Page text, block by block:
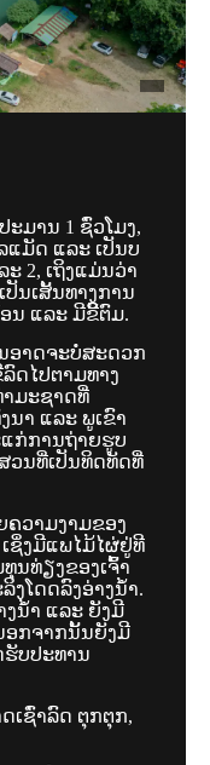
ະມານ 1 ຊົ່ວໂມງ,
ແມັດ ແລະ ເປັນບ
2, ເຖິງແມ່ນວ່າ
ນເສັ້ນທາງການ
ນ ແລະ ມີຂີ້ີຕົມ.
ອາດຈະບໍ່ສະດວກ
ດໄປຕາມທາງ
ຳມະຊາດທີ່
ນາ ແລະ ພູເຂົາ
ກ່ການຖ່າຍຮູບ
ວນທີ່ເປັນທິດທັດທີ່
ວາມງາມຂອງ
ຊິ່ງມີແພໄມ້ໄຜ່ຢູ່ທີ
ນທ່ຽງຂອງເຈົ້າ
ໂດດລົງອ່າງນ້ຳ.
ນ້ຳ ແລະ ຍັງມີ
ອກຈາກນັ້ນຍັງມີ
ບປະທານ
ເຊົ່າລົດ ຕຸກຕຸກ,